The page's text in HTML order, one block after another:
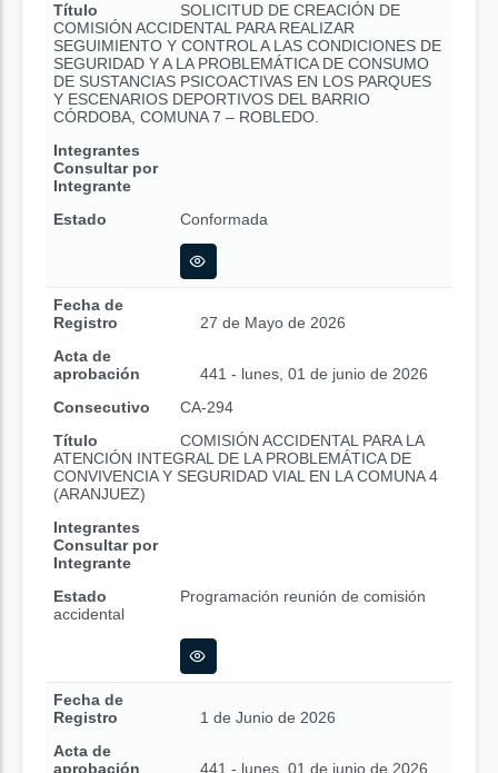
Título
SOLICITUD DE CREACIÓN DE
COMISIÓN ACCIDENTAL PARA REALIZAR
SEGUIMIENTO Y CONTROL A LAS CONDICIONES DE
SEGURIDAD Y A LA PROBLEMÁTICA DE CONSUMO
DE SUSTANCIAS PSICOACTIVAS EN LOS PARQUES
Y ESCENARIOS DEPORTIVOS DEL BARRIO
CÓRDOBA, COMUNA 7 – ROBLEDO.
Integrantes
Consultar por
Integrante
Estado
Conformada
Fecha de
Registro
27 de Mayo de 2026
Acta de
aprobación
441 - lunes, 01 de junio de 2026
Consecutivo
CA-294
Título
COMISIÓN ACCIDENTAL PARA LA
ATENCIÓN INTEGRAL DE LA PROBLEMÁTICA DE
CONVIVENCIA Y SEGURIDAD VIAL EN LA COMUNA 4
(ARANJUEZ)
Integrantes
Consultar por
Integrante
Estado
Programación reunión de comisión
accidental
Fecha de
Registro
1 de Junio de 2026
Acta de
aprobación
441 - lunes, 01 de junio de 2026